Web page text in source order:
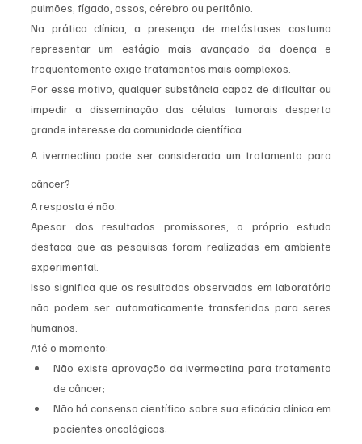
pulmões, fígado, ossos, cérebro ou peritônio.
Na prática clínica, a presença de metástases costuma
representar um estágio mais avançado da doença e
frequentemente exige tratamentos mais complexos.
Por esse motivo, qualquer substância capaz de dificultar ou
impedir a disseminação das células tumorais desperta
grande interesse da comunidade científica.
A ivermectina pode ser considerada um tratamento para
câncer?
A resposta é não.
Apesar dos resultados promissores, o próprio estudo
destaca que as pesquisas foram realizadas em ambiente
experimental.
Isso significa que os resultados observados em laboratório
não podem ser automaticamente transferidos para seres
humanos.
Até o momento:
Não existe aprovação da ivermectina para tratamento
de câncer;
Não há consenso científico sobre sua eficácia clínica em
pacientes oncológicos;